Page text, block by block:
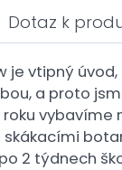
Dotaz k
je vtipný úvod,
a proto
vybavíme
2 týdnech